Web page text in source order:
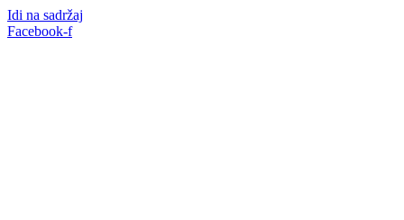
Idi na sadržaj
Facebook-f